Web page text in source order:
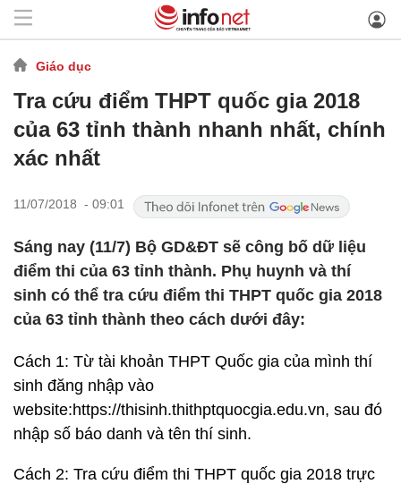
Giáo dục
Tra cứu điểm THPT quốc gia 2018
của 63 tỉnh thành nhanh nhất, chính
xác nhất
11/07/2018 - 09:01
Sáng nay (11/7) Bộ GD&ĐT sẽ công bố dữ liệu
điểm thi của 63 tỉnh thành. Phụ huynh và thí
sinh có thể tra cứu điểm thi THPT quốc gia 2018
của 63 tỉnh thành theo cách dưới đây:
Cách 1: Từ tài khoản THPT Quốc gia của mình thí
sinh đăng nhập vào
website:https://thisinh.thithptquocgia.edu.vn, sau đó
nhập số báo danh và tên thí sinh.
Cách 2: Tra cứu điểm thi THPT quốc gia 2018 trực